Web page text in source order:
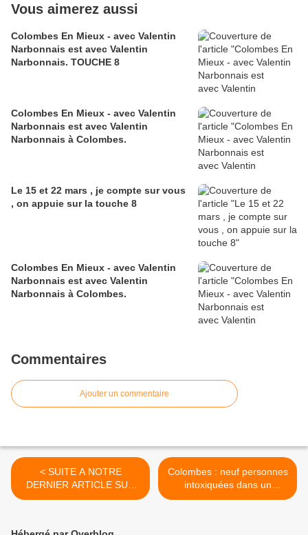
Vous aimerez aussi
Colombes En Mieux - avec Valentin
Narbonnais est avec Valentin
Narbonnais. TOUCHE 8
Colombes En Mieux - avec Valentin
Narbonnais est avec Valentin
Narbonnais à Colombes.
Le 15 et 22 mars , je compte sur vous
, on appuie sur la touche 8
Colombes En Mieux - avec Valentin
Narbonnais est avec Valentin
Narbonnais à Colombes.
Commentaires
Ajouter un commentaire
< SUITE A NOTRE
DERNIER ARTICLE SUR
LA PRIVATISATION DE LA
Colombes : neuf personnes
intoxiquées dans un
incendie boulevard Charles-